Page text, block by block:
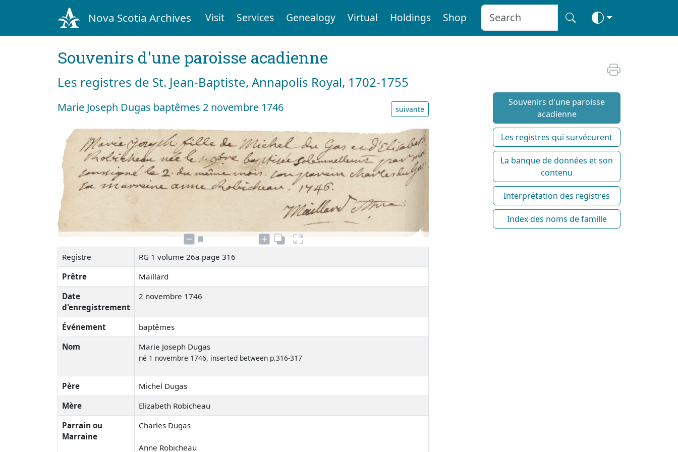
Nova Scotia Archives Visit Services Genealogy Virtual Holdings Shop
Souvenirs d'une paroisse acadienne
Les registres de St. Jean-Baptiste, Annapolis Royal, 1702-1755
Marie Joseph Dugas baptêmes 2 novembre 1746 suivante
Registre
RG 1 volume 26a page 316
Prêtre
Maillard
Date
d'enregistrement
2 novembre 1746
Événement
baptêmes
Nom
Marie Joseph Dugas
né 1 novembre 1746, inserted between p.316-317
Père
Michel Dugas
Mère
Elizabeth Robicheau
Parrain ou
Marraine
Charles Dugas
Anne Robicheau
Souvenirs d'une paroisse
acadienne
Les registres qui survécurent
La banque de données et son
contenu
Interprétation des registres
Index des noms de famille